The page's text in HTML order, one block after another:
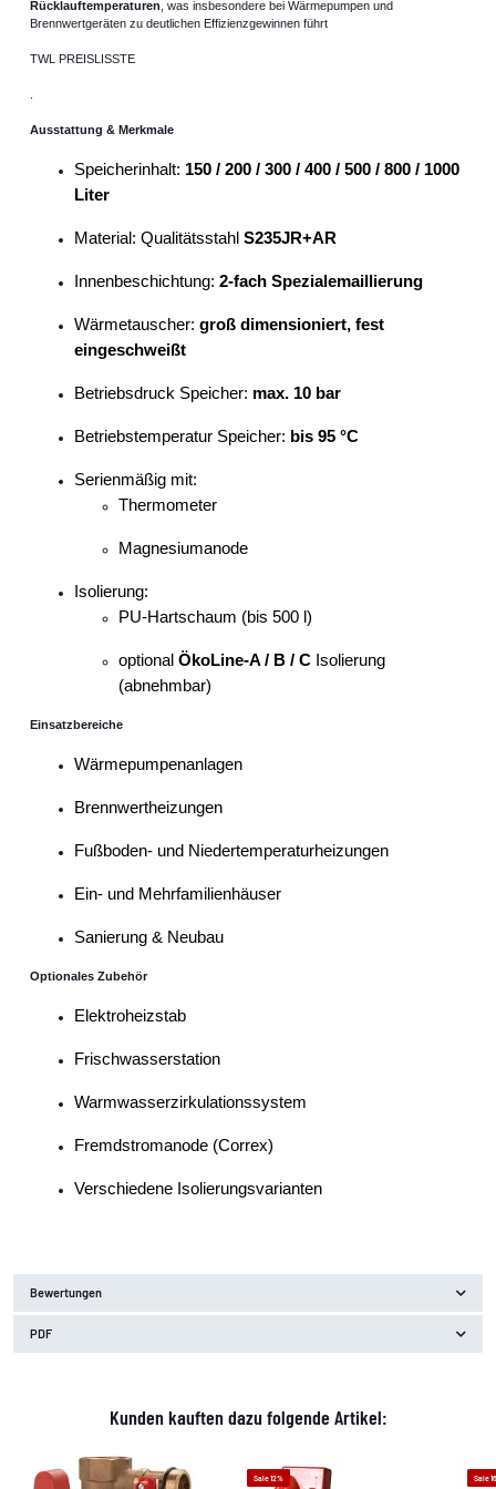
Rücklauftemperaturen , was insbesondere bei Wärmepumpen und
Brennwertgeräten zu deutlichen Effizienzgewinnen führt
TWL PREISLISSTE
Ausstattung & Merkmale
Speicherinhalt: 150 / 200 / 300 / 400 / 500 / 800 / 1000
Liter
Material: Qualitätsstahl S235JR+AR
Innenbeschichtung: 2-fach Spezialemaillierung
Wärmetauscher: groß dimensioniert, fest
eingeschweißt
Betriebsdruck Speicher: max. 10 bar
Betriebstemperatur Speicher: bis 95 °C
Serienmäßig mit:
Thermometer
Magnesiumanode
Isolierung:
PU-Hartschaum (bis 500 l)
optional ÖkoLine-A / B / C Isolierung
(abnehmbar)
Einsatzbereiche
Wärmepumpenanlagen
Brennwertheizungen
Fußboden- und Niedertemperaturheizungen
Ein- und Mehrfamilienhäuser
Sanierung & Neubau
Optionales Zubehör
Elektroheizstab
Frischwasserstation
Warmwasserzirkulationssystem
Fremdstromanode (Correx)
Verschiedene Isolierungsvarianten
Bewertungen
PDF
Kunden kauften dazu folgende Artikel:
Sale 12% Sale